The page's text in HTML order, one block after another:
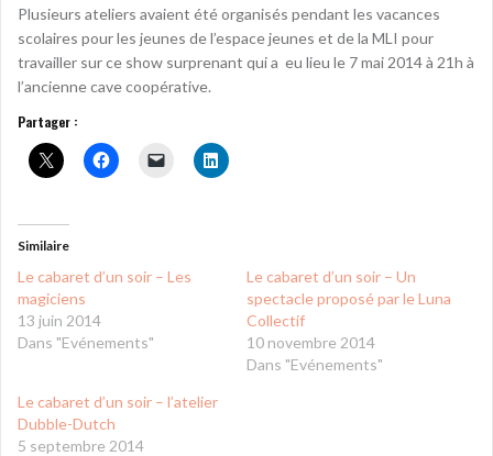
Plusieurs ateliers avaient été organisés pendant les vacances
scolaires pour les jeunes de l’espace jeunes et de la MLI pour
travailler sur ce show surprenant qui a eu lieu le 7 mai 2014 à 21h à
l’ancienne cave coopérative.
Partager :
Similaire
Le cabaret d’un soir – Les
magiciens
13 juin 2014
Dans "Evénements"
Le cabaret d’un soir – Un
spectacle proposé par le Luna
Collectif
10 novembre 2014
Dans "Evénements"
Le cabaret d’un soir – l’atelier
Dubble-Dutch
5 septembre 2014